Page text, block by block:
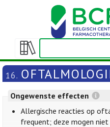
Weergeven/verbergen
inhoudstafel
16.
Ongewenste effecten
Allergische reacties op
frequent; deze mogen